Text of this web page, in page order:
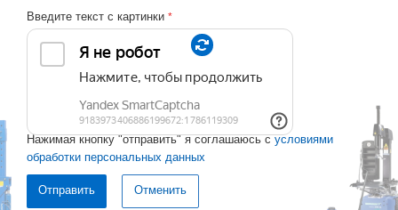
Введите текст с картинки *
Нажимая кнопку "отправить" я соглашаюсь с условиями
обработки персональных данных
Отменить